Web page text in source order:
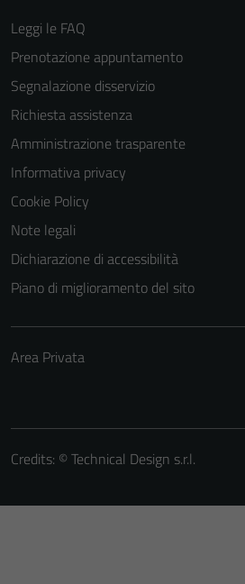
Leggi le FAQ
Prenotazione appuntamento
Segnalazione disservizio
Richiesta assistenza
Amministrazione trasparente
Informativa privacy
Cookie Policy
Note legali
Dichiarazione di accessibilità
Piano di miglioramento del sito
Area Privata
Credits: ©Technical Design s.r.l.